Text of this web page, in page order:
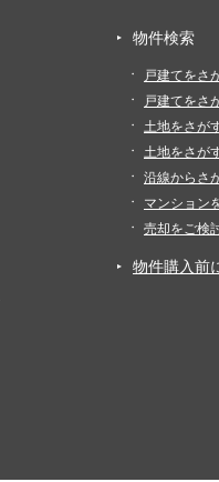
物件検索
戸建てをさ
戸建てをさ
土地をさが
土地をさが
沿線からさ
マンション
売却をご検
物件購入前